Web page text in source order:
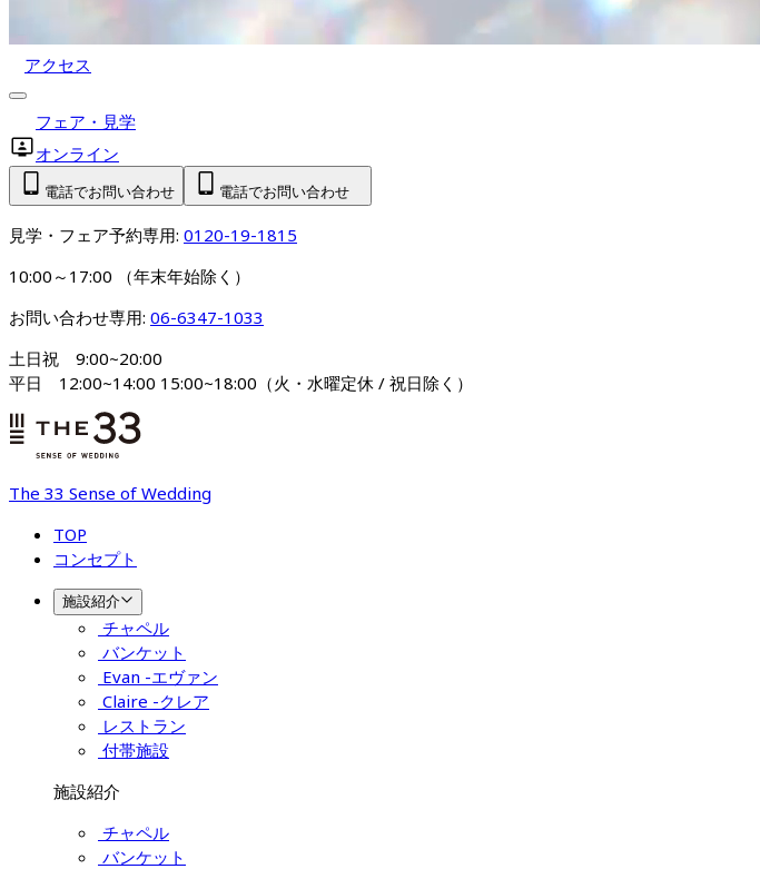
アクセス
フェア・見学
オンライン
電話でお問い合わせ 電話でお問い合わせ
見学・フェア予約専用: 0120-19-1815
10:00～17:00 （年末年始除く）
お問い合わせ専用: 06-6347-1033
土日祝　9:00~20:00
平日　12:00~14:00 15:00~18:00（火・水曜定休 / 祝日除く）
The 33 Sense of Wedding
TOP
コンセプト
施設紹介
チャペル
バンケット
Evan -エヴァン
Claire -クレア
レストラン
付帯施設
施設紹介
チャペル
バンケット